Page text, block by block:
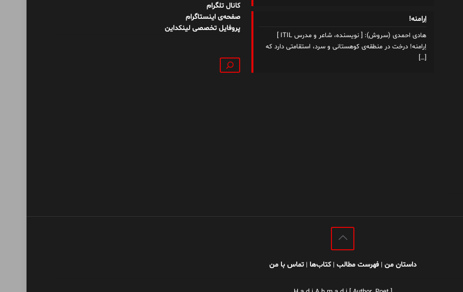
اِرامنه!
هادی احمدی (سروش): [ نویسنده، شاعر و مدرس ITIL ]
اِرامنه! درخت در منطقه‌ی کوهستانی و سرد، استقامتی دارد که
[…]
کانال تلگرام
صفحه‌ی اینستاگرام
پروفایل تخصصی لینکداین
جستجو
داستان من |فهرست مطالب |کتاب‌ها |تماس با من